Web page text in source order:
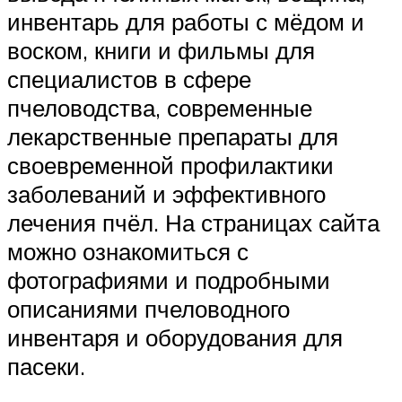
инвентарь для работы с мёдом и
воском, книги и фильмы для
специалистов в сфере
пчеловодства, современные
лекарственные препараты для
своевременной профилактики
заболеваний и эффективного
лечения пчёл. На страницах сайта
можно ознакомиться с
фотографиями и подробными
описаниями пчеловодного
инвентаря и оборудования для
пасеки.